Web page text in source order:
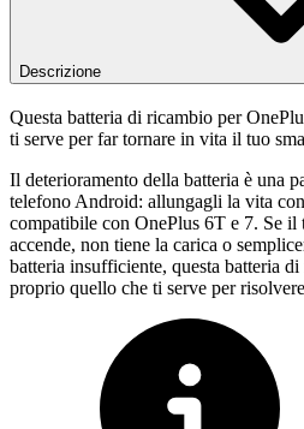
Descrizione
Questa batteria di ricambio per
ti serve per far tornare in vita il tuo
Il deterioramento della batteria è una
telefono Android: allungagli la vita
compatibile con OnePlus 6T e 7. Se il
accende, non tiene la carica o
batteria insufficiente, questa batteria
proprio quello che ti serve per